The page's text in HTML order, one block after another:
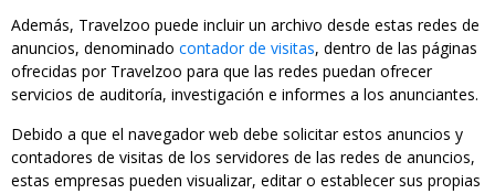
Además, Travelzoo puede incluir un archivo desde estas redes de
anuncios, denominado contador de visitas, dentro de las páginas
ofrecidas por Travelzoo para que las redes puedan ofrecer
servicios de auditoría, investigación e informes a los anunciantes.
Debido a que el navegador web debe solicitar estos anuncios y
contadores de visitas de los servidores de las redes de anuncios,
estas empresas pueden visualizar, editar o establecer sus propias